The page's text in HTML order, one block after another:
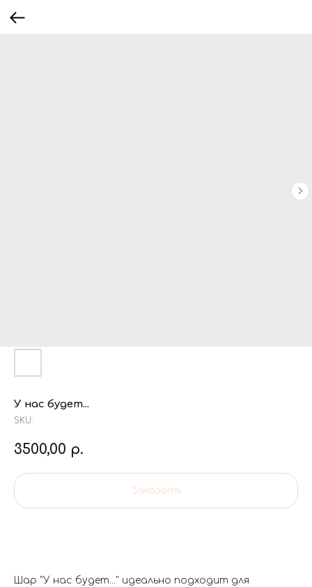
У нас будет...
SKU:
3500,00 р.
Заказать
Шар "У нас будет..." идеально подходит для